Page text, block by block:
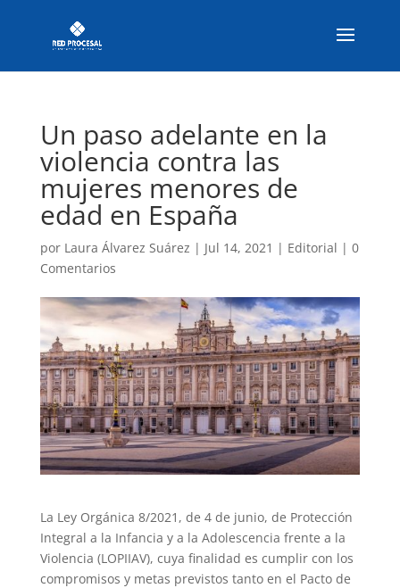
Un paso adelante en la
violencia contra las
mujeres menores de
edad en España
por Laura Álvarez Suárez | Jul 14, 2021 | Editorial | 0
Comentarios
La Ley Orgánica 8/2021, de 4 de junio, de Protección
Integral a la Infancia y a la Adolescencia frente a la
Violencia (LOPIIAV), cuya finalidad es cumplir con los
compromisos y metas previstos tanto en el Pacto de